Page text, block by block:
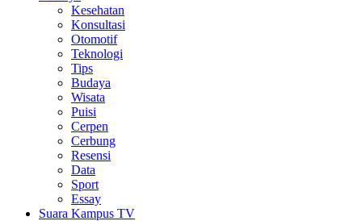
Kesehatan
Konsultasi
Otomotif
Teknologi
Tips
Budaya
Wisata
Puisi
Cerpen
Cerbung
Resensi
Data
Sport
Essay
Suara Kampus TV